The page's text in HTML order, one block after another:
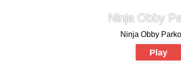
Ninja Obby
Play